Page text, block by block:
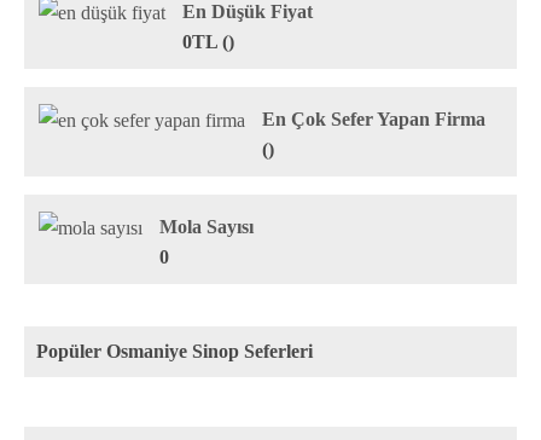
En Düşük Fiyat
0TL ()
En Çok Sefer Yapan Firma
()
Mola Sayısı
0
Popüler Osmaniye Sinop Seferleri